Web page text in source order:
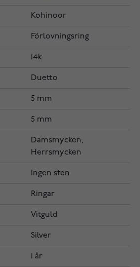
Kohinoor
Förlovningsring
14k
Duetto
5 mm
5 mm
Damsmycken,
Herrsmycken
Ingen sten
Ringar
Vitguld
Silver
1 år